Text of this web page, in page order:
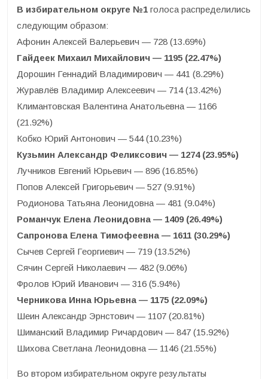
В избирательном округе №1 голоса распределились
следующим образом:
Афонин Алексей Валерьевич — 728 (13.69%)
Гайдеек Михаил Михайлович — 1195 (22.47%)
Дорошин Геннадий Владимирович — 441 (8.29%)
Журавлёв Владимир Алексеевич — 714 (13.42%)
Климантовская Валентина Анатольевна — 1166
(21.92%)
Кобко Юрий Антонович — 544 (10.23%)
Кузьмин Александр Феликсович — 1274 (23.95%)
Лучников Евгений Юрьевич — 896 (16.85%)
Попов Алексей Григорьевич — 527 (9.91%)
Родионова Татьяна Леонидовна — 481 (9.04%)
Романчук Елена Леонидовна — 1409 (26.49%)
Сапронова Елена Тимофеевна — 1611 (30.29%)
Сычев Сергей Георгиевич — 719 (13.52%)
Сячин Сергей Николаевич — 482 (9.06%)
Фролов Юрий Иванович — 316 (5.94%)
Черникова Инна Юрьевна — 1175 (22.09%)
Шеин Александр Эрнстович — 1107 (20.81%)
Шиманский Владимир Ричардович — 847 (15.92%)
Шихова Светлана Леонидовна — 1146 (21.55%)
Во втором избирательном округе результаты